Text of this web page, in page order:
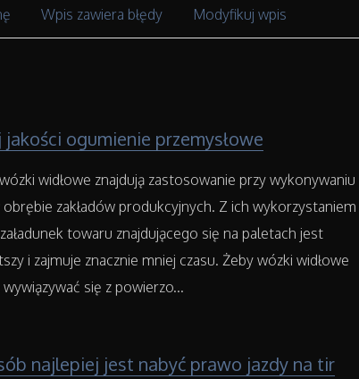
Wpis zawiera błędy Modyfikuj wpis
jakości ogumienie przemysłowe
widłowe znajdują zastosowanie przy wykonywaniu
zakładów produkcyjnych. Z ich wykorzystaniem
towaru znajdującego się na paletach jest
i zajmuje znacznie mniej czasu. Żeby wózki widłowe
się z powierzo...
najlepiej jest nabyć prawo jazdy na tir